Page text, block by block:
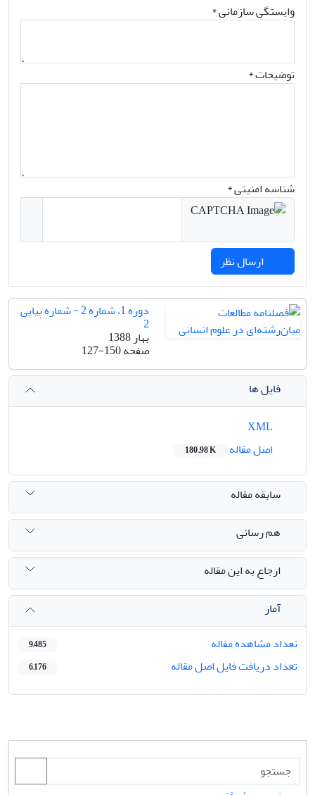
وابستگی سازمانی *
توضیحات *
شناسه امنیتی *
دوره 1، شماره 2 - شماره پیاپی
2
بهار 1388
صفحه127-150
فایل ها
اصل مقاله
180.98 K
سابقه مقاله
هم رسانی
ارجاع به این مقاله
آمار
تعداد مشاهده مقاله
9,485
تعداد دریافت فایل اصل مقاله 6,176